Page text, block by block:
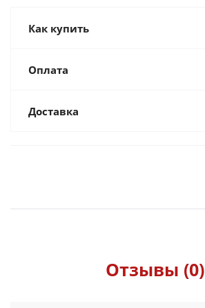
Как купить
Оплата
Доставка
Отзывы (0)